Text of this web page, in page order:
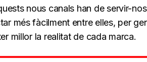
nous canals han de servir-
més fàcilment entre elles, per
millor la realitat de cada marca.